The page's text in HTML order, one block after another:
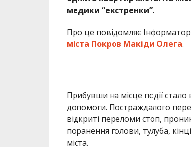
міста.
Раніше ми повідомили про те,
самогубство, підірвавши
та підірвав боєприпас в